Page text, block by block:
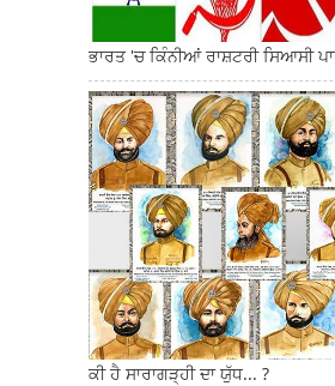
ਭਾਰਤ 'ਚ ਕਿੰਨੀਆਂ ਰਾਸ਼ਟਰੀ ਸਿਆਸੀ
ਕੀ ਹੈ ਸਾਰਾਗੜ੍ਹੀ ਦਾ ਯੁੱਧ... ?